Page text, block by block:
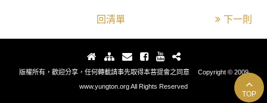
回清單 下一則
版權所有，歡迎分享，任何轉載請事先取得本菩提會之同意 Copyright © 2009
www.yungton.org All Rights Reserved
TOP